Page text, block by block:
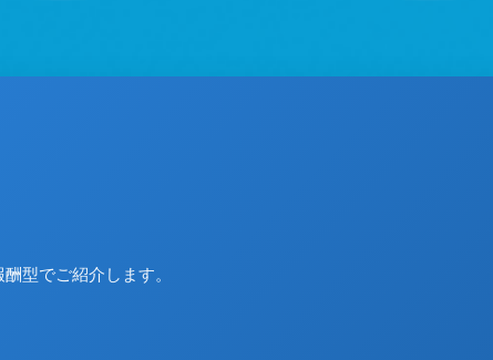
得・商談・成果創出まで一貫対応。